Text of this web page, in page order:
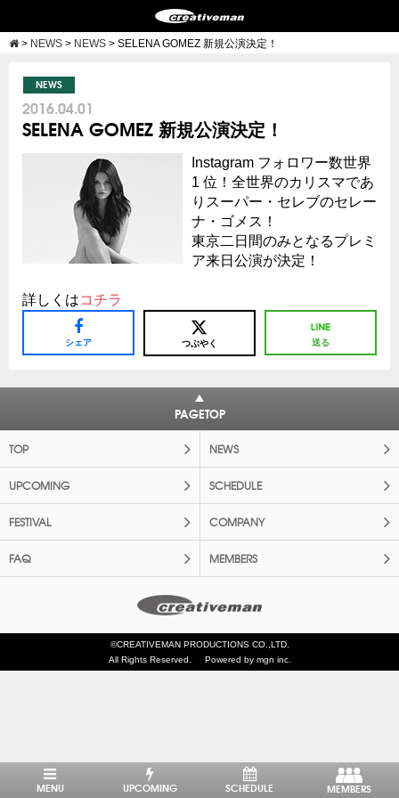
> NEWS > NEWS > SELENA GOMEZ 新規公演決定！
NEWS
2016.04.01
SELENA GOMEZ 新規公演決定！
Instagram フォロワー数世界
1 位！全世界のカリスマであ
りスーパー・セレブのセレー
ナ・ゴメス！
東京二日間のみとなるプレミ
ア来⽇公演が決定！
詳しくはコチラ
シェア つぶやく 送る
PAGETOP
TOP NEWS
UPCOMING SCHEDULE
FESTIVAL COMPANY
FAQ MEMBERS
©CREATIVEMAN PRODUCTIONS CO.,LTD.
All Rights Reserved.
Powered by mgn inc.
MENU UPCOMING SCHEDULE MEMBERS